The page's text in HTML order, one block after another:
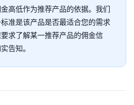
高低作为推荐产品的依据。我们
准是该产品是否最适合您的需求
求了解某一推荐产品的佣金信
告知。